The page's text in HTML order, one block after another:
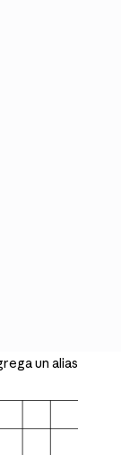
un alias